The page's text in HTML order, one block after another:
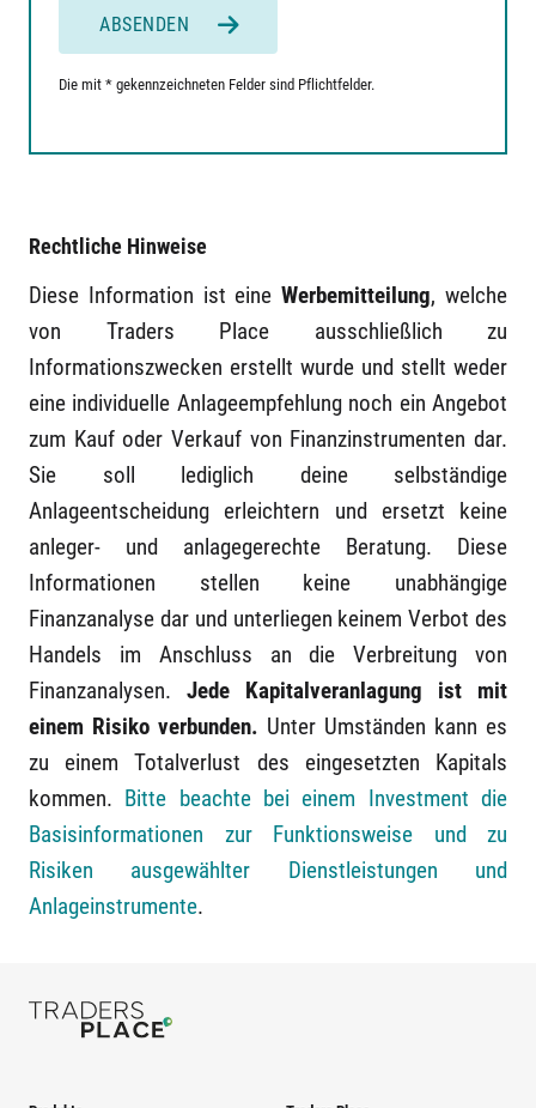
ABSENDEN
Die mit * gekennzeichneten Felder sind Pflichtfelder.
Rechtliche Hinweise
Diese Information ist eineWerbemitteilung, welche
von Traders Place ausschließlich zu
Informationszwecken erstellt wurde und stellt weder
eine individuelle Anlageempfehlung noch ein Angebot
zum Kauf oder Verkauf von Finanzinstrumenten dar.
Sie soll lediglich deine selbständige
Anlageentscheidung erleichtern und ersetzt keine
anleger- und anlagegerechte Beratung. Diese
Informationen stellen keine unabhängige
Finanzanalyse dar und unterliegen keinem Verbot des
Handels im Anschluss an die Verbreitung von
Finanzanalysen. Jede Kapitalveranlagung ist mit
einem Risiko verbunden. Unter Umständen kann es
zu einem Totalverlust des eingesetzten Kapitals
kommen. Bitte beachte bei einem Investment die
Basisinformationen zur Funktionsweise und zu
Risiken ausgewählter Dienstleistungen und
Anlageinstrumente.